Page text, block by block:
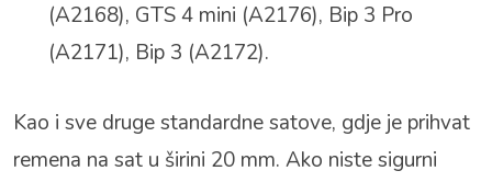
(A2168), GTS 4 mini (A2176), Bip 3 Pro
(A2171), Bip 3 (A2172).
Kao i sve druge standardne satove, gdje je prihvat
remena na sat u širini 20 mm. Ako niste sigurni